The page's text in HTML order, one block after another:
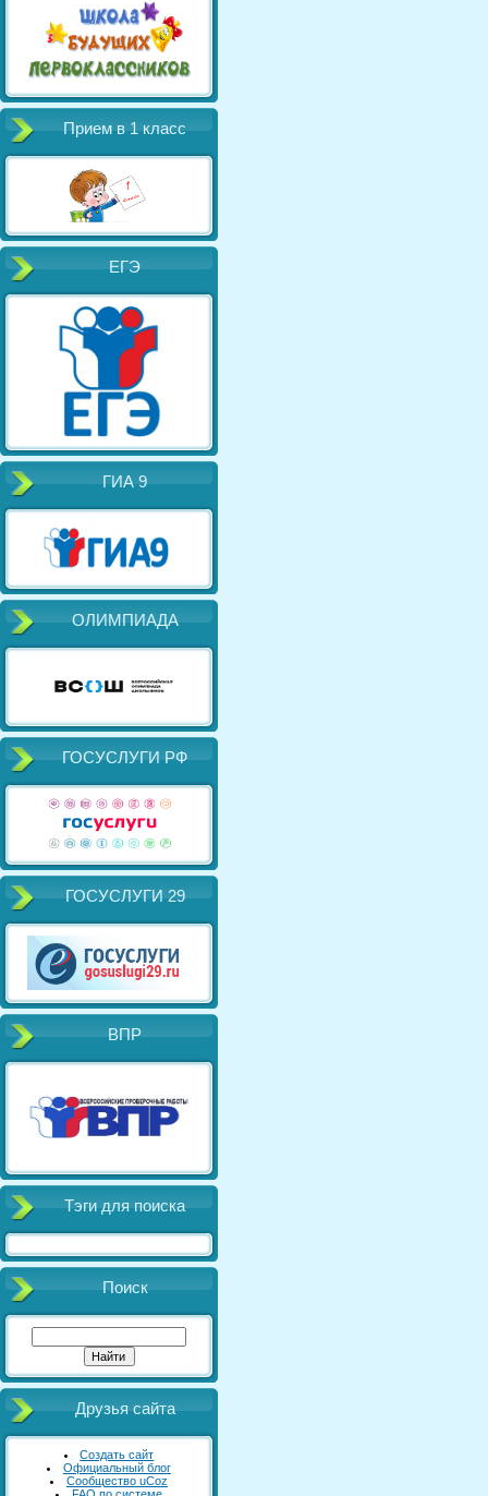
Прием в 1 класс
ЕГЭ
ГИА 9
ОЛИМПИАДА
ГОСУСЛУГИ РФ
ГОСУСЛУГИ 29
ВПР
Тэги для поиска
Поиск
Друзья сайта
Создать сайт
Официальный блог
Сообщество uCoz